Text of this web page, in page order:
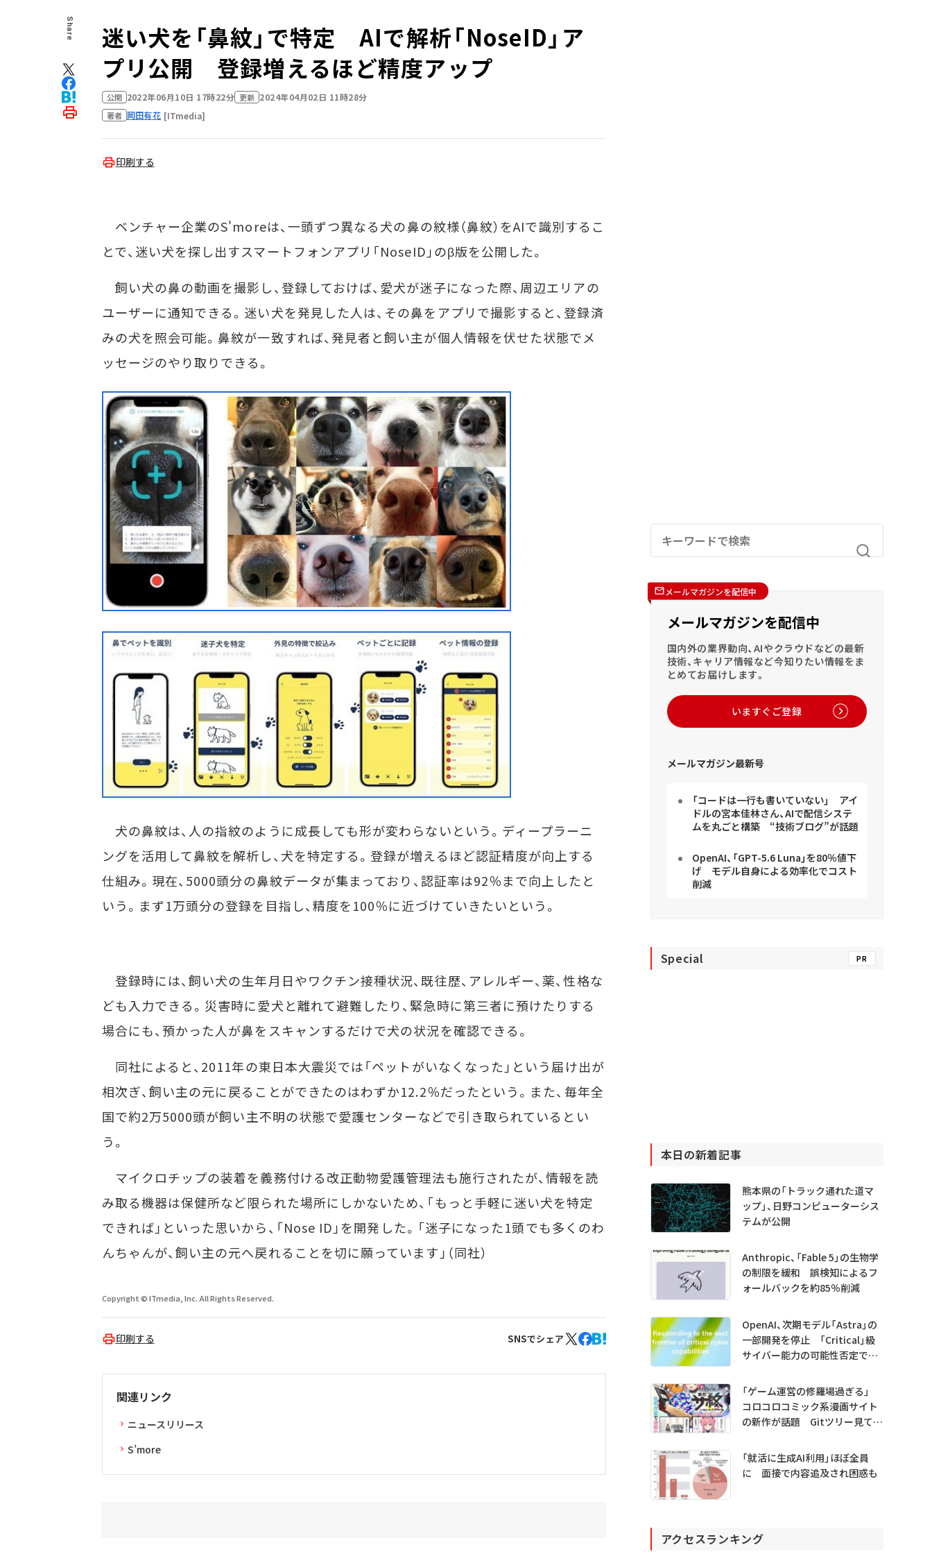
Share
迷い犬を「鼻紋」で特定 AIで解析「NoseID」ア
プリ公開 登録増えるほど精度アップ
公開 2022年06月10日 17時22分 更新 2024年04月02日 11時28分
著者 岡田有花 [ITmedia]
印刷する
ベンチャー企業のS'moreは、一頭ずつ異なる犬の鼻の紋様（鼻紋）をAIで識別するこ
とで、迷い犬を探し出すスマートフォンアプリ「NoseID」のβ版を公開した。
飼い犬の鼻の動画を撮影し、登録しておけば、愛犬が迷子になった際、周辺エリアの
ユーザーに通知できる。迷い犬を発見した人は、その鼻をアプリで撮影すると、登録済
みの犬を照会可能。鼻紋が一致すれば、発見者と飼い主が個人情報を伏せた状態でメ
ッセージのやり取りできる。
犬の鼻紋は、人の指紋のように成長しても形が変わらないという。ディープラーニ
ングを活用して鼻紋を解析し、犬を特定する。登録が増えるほど認証精度が向上する
仕組み。現在、5000頭分の鼻紋データが集まっており、認証率は92％まで向上したと
いう。まず1万頭分の登録を目指し、精度を100％に近づけていきたいという。
登録時には、飼い犬の生年月日やワクチン接種状況、既往歴、アレルギー、薬、性格な
ども入力できる。災害時に愛犬と離れて避難したり、緊急時に第三者に預けたりする
場合にも、預かった人が鼻をスキャンするだけで犬の状況を確認できる。
同社によると、2011年の東日本大震災では「ペットがいなくなった」という届け出が
相次ぎ、飼い主の元に戻ることができたのはわずか12.2％だったという。また、毎年全
国で約2万5000頭が飼い主不明の状態で愛護センターなどで引き取られているとい
う。
マイクロチップの装着を義務付ける改正動物愛護管理法も施行されたが、情報を読
み取る機器は保健所など限られた場所にしかないため、「もっと手軽に迷い犬を特定
できれば」といった思いから、「Nose ID」を開発した。「迷子になった1頭でも多くのわ
んちゃんが、飼い主の元へ戻れることを切に願っています」（同社）
Copyright © ITmedia, Inc. All Rights Reserved.
印刷する SNSでシェア
関連リンク
ニュースリリース
S’more
メールマガジンを配信中
メールマガジンを配信中
国内外の業界動向、AIやクラウドなどの最新
技術、キャリア情報など今知りたい情報をま
とめてお届けします。
いますぐご登録
メールマガジン最新号
「コードは一行も書いていない」 アイ
ドルの宮本佳林さん、AIで配信システ
ムを丸ごと構築 “技術ブログ”が話題
OpenAI、「GPT-5.6 Luna」を80％値下
げ モデル自身による効率化でコスト
削減
Special PR
本日の新着記事
熊本県の「トラック通れた道マ
ップ」、日野コンピューターシス
テムが公開
Anthropic、「Fable 5」の生物学
の制限を緩和 誤検知によるフ
ォールバックを約85％削減
OpenAI、次期モデル「Astra」の
一部開発を停止 「Critical」級
サイバー能力の可能性否定でき
「ゲーム運営の修羅場過ぎる」
コロコロコミック系漫画サイト
の新作が話題 Gitツリー見てガ
「就活に生成AI利用」ほぼ全員
に 面接で内容追及され困惑も
アクセスランキング